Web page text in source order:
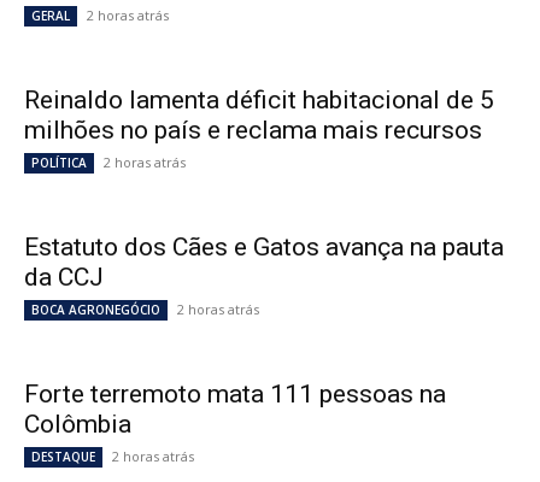
GERAL 2 horas atrás
Reinaldo lamenta déficit habitacional de 5
milhões no país e reclama mais recursos
POLÍTICA 2 horas atrás
Estatuto dos Cães e Gatos avança na pauta
da CCJ
BOCA AGRONEGÓCIO 2 horas atrás
Forte terremoto mata 111 pessoas na
Colômbia
DESTAQUE 2 horas atrás